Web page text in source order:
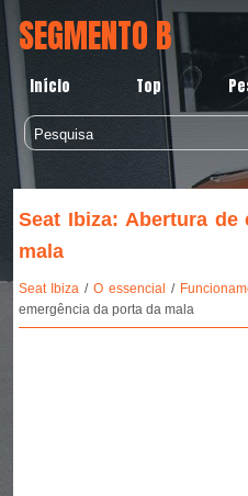
SEGMENTO B
Início Top
Seat Ibiza: Abertura
mala
Seat Ibiza /O essencial /
emergência da porta da mala